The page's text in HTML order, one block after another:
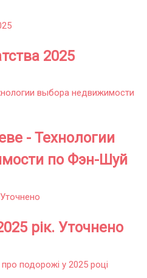
2025
- Технологии
по Фэн-Шуй
рік. Уточнено